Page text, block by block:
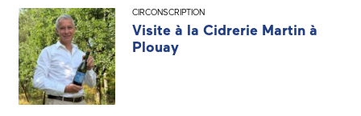
CIRCONSCRIPTION
Visite à la Cidrerie Martin à
Plouay